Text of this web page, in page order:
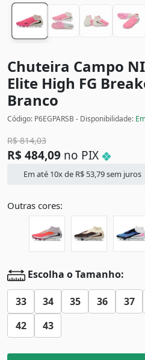
Chuteira Campo
Elite High FG
Branco
Código: P6EGPARSB - Disponibilidade:
R$814,03
R$ 484,09 no PIX
Em até 10x de R$ 53,79sem juros
Outras cores:
Escolha o Tamanho:
33 34 35 36 37
42
43